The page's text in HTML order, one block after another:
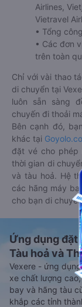
Airlines,
Vietravel
• Tổng
• Các đơn
trên toàn
Chỉ với vài thao
di chuyển tại
luôn sẵn sàng
chuyến đi thoải
Bên cạnh đó,
khác tại
đặt vé cho phép
thời gian di
và tàu hoả. Hệ
các hãng máy
cho bạn di
Ứng dụng đặt
Tàu hoả và
Vexere - ứng
xe chất lượng
bay và hãng tàu
khắp các tỉnh